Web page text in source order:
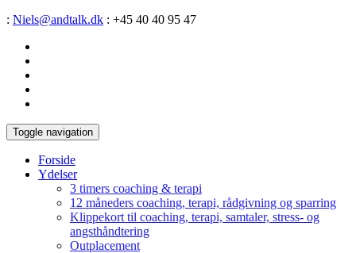
: Niels@andtalk.dk : +45 40 40 95 47
Toggle navigation
Forside
Ydelser
3 timers coaching & terapi
12 måneders coaching, terapi, rådgivning og sparring
Klippekort til coaching, terapi, samtaler, stress- og
angsthåndtering
Outplacement